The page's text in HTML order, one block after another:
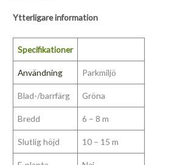
Ytterligare information
Specifikationer
Användning Parkmiljö
Blad-/barrfärg Gröna
Bredd 6 – 8 m
Slutlig höjd 10 – 15 m